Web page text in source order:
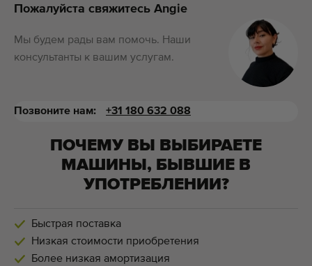
Пожалуйста свяжитесь Angie
Мы будем рады вам помочь. Наши
консультанты к вашим услугам.
Позвоните нам: +31 180 632 088
ПОЧЕМУ ВЫ ВЫБИРАЕТЕ
МАШИНЫ, БЫВШИЕ В
УПОТРЕБЛЕНИИ?
Быстрая поставка
Низкая стоимости приобретения
Более низкая амортизация